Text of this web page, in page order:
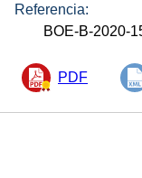
Referencia:
BOE-B-2020-
PDF